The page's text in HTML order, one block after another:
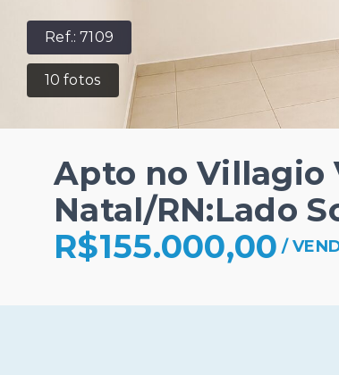
Ref.:7109
10 fotos
Apto no Villagio
Natal/RN:Lado
R$155.000,00 /